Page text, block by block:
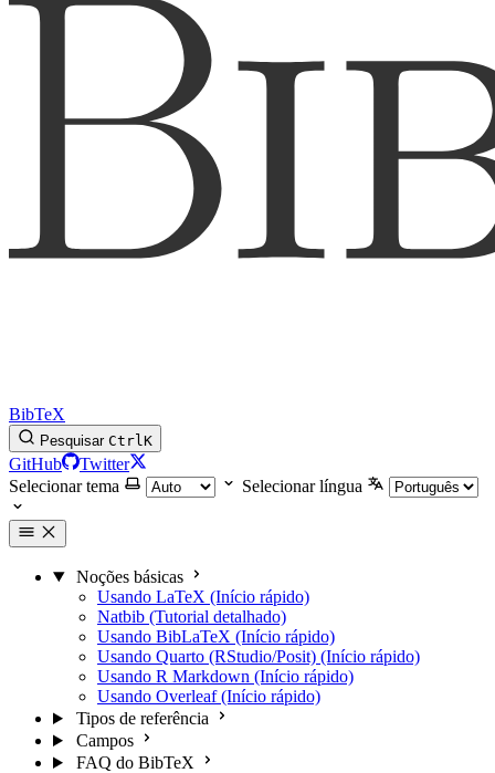
BibTeX
Pesquisar CtrlK
GitHub
Twitter
Selecionar tema
Selecionar língua
Noções básicas
Usando LaTeX (Início rápido)
Natbib (Tutorial detalhado)
Usando BibLaTeX (Início rápido)
Usando Quarto (RStudio/Posit) (Início rápido)
Usando R Markdown (Início rápido)
Usando Overleaf (Início rápido)
Tipos de referência
Campos
FAQ do BibTeX